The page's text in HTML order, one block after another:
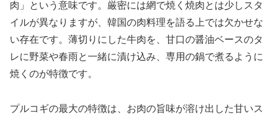
肉」という意味です。厳密には網で焼く焼肉とは少しスタ
イルが異なりますが、韓国の肉料理を語る上では欠かせな
い存在です。薄切りにした牛肉を、甘口の醤油ベースのタ
レに野菜や春雨と一緒に漬け込み、専用の鍋で煮るように
焼くのが特徴です。
プルコギの最大の特徴は、お肉の旨味が溶け出した甘いス